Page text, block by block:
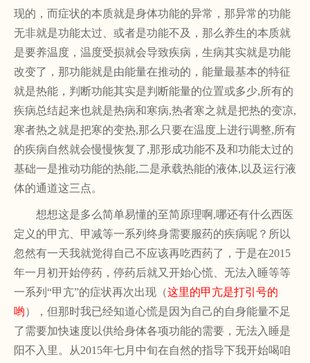
现的，而症状的本质就是身体功能的异常，那异常的功能
无非就是功能太过、或者是功能不及，那么养生的本质就
是要养温度，温度受损就会导致疾病，生病其实就是功能
改变了，那功能就是由能量在推动的，能量最基本的特征
就是热能，判断功能其实是判断能量的位置或多少,所有的
疾病总结起来也就是热病和寒病,热者寒之就是把热的变凉,
寒者热之就是把寒的变热,那么只要在温度上进行调整,所有
的疾病自然就会慢慢恢复了,那形成功能不及和功能太过的
基础一是推动功能的热能,二是承载热能的液体,以及运行液
体的通道这三点。
想想这是多么简单易懂的至简原理啊,哪还有什么西医
定义的甲亢、甲减等一系列终身需要服药的疾病呢？所以
忽然有一天我就觉得自己不应该再吃西药了，于是在2015
年一月初开始停药，停药后就又开始心慌、无法入睡等等
一系列 “甲亢”的症状再次出现（这里的甲亢是打引号的
哟），但那时我已经知道心慌是因为自己的自身能量不足
了需要加快速度以供给身体各项功能的需要，无法入睡是
阳不入里。从2015年七月中旬在自然的指导下我开始喝咱